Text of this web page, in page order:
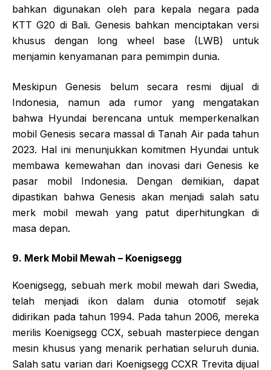
bahkan digunakan oleh para kepala negara pada
KTT G20 di Bali. Genesis bahkan menciptakan versi
khusus dengan long wheel base (LWB) untuk
menjamin kenyamanan para pemimpin dunia.
Meskipun Genesis belum secara resmi dijual di
Indonesia, namun ada rumor yang mengatakan
bahwa Hyundai berencana untuk memperkenalkan
mobil Genesis secara massal di Tanah Air pada tahun
2023. Hal ini menunjukkan komitmen Hyundai untuk
membawa kemewahan dan inovasi dari Genesis ke
pasar mobil Indonesia. Dengan demikian, dapat
dipastikan bahwa Genesis akan menjadi salah satu
merk mobil mewah yang patut diperhitungkan di
masa depan.
9. Merk Mobil Mewah – Koenigsegg
Koenigsegg, sebuah merk mobil mewah dari Swedia,
telah menjadi ikon dalam dunia otomotif sejak
didirikan pada tahun 1994. Pada tahun 2006, mereka
merilis Koenigsegg CCX, sebuah masterpiece dengan
mesin khusus yang menarik perhatian seluruh dunia.
Salah satu varian dari Koenigsegg CCXR Trevita dijual